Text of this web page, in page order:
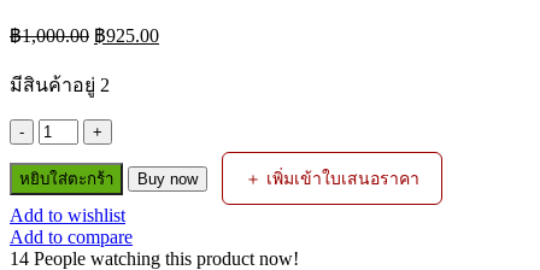
฿1,000.00 Original
price
was:
฿1,000.00.
฿925.00Current
price
มีสินค้าอยู่ 2
จำนวน
ปืน
สั้น
ปั๊ม
อัดฉีด
หยิบใส่ตะกร้า Buy now ＋ เพิ่มเข้าใบเสนอราคา
Add to wishlist
Add to compare
14 People watching this product now!